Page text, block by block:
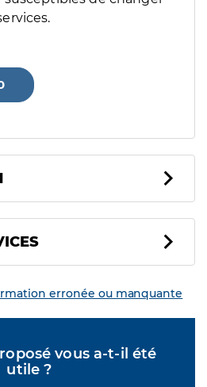
erronée ou manquante
vous a-t-il été
utile ?